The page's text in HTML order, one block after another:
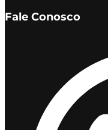
Fale Conosco